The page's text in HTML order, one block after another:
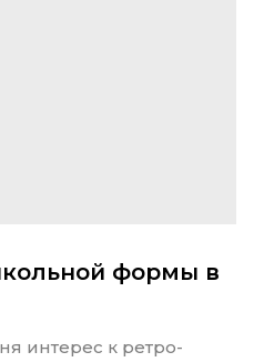
формы в
интерес к ретро-